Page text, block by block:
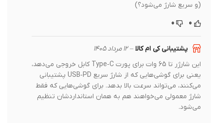
(و سریع شارژ می‌شود؟)
پشتیبانی کی ام کالا– 12 مرداد 1405
این شارژر تا 65 وات برای پورت Type‑C کابل خروجی می‌دهد،
یعنی برای گوشی‌هایی که از شارژ سریع USB‑PD پشتیبانی
می‌کنند، می‌تواند سرعت بالا بدهد. برای گوشی‌هایی که فقط
شارژ معمولی می‌خواهند هم به همان استانداردشان تنظیم
می‌شود.